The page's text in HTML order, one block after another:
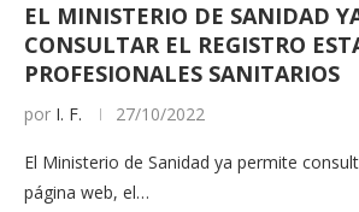
EL MINISTERIO DE SANIDAD
CONSULTAR EL REGISTRO
PROFESIONALES SANITARIOS
por I. F. 27/10/2022
El Ministerio de Sanidad ya permite
página web, el…